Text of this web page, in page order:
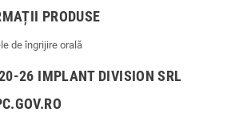
PRODUSE
de îngrijire orală
26 IMPLANT DIVISION SRL